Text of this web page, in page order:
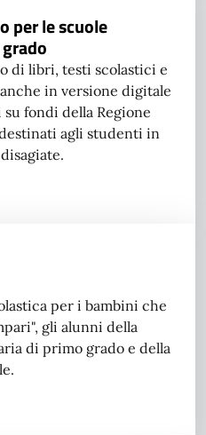
per le scuole
di libri, testi scolastici e
in versione digitale
fondi della Regione
agli studenti in
per i bambini che
gli alunni della
di primo grado e della